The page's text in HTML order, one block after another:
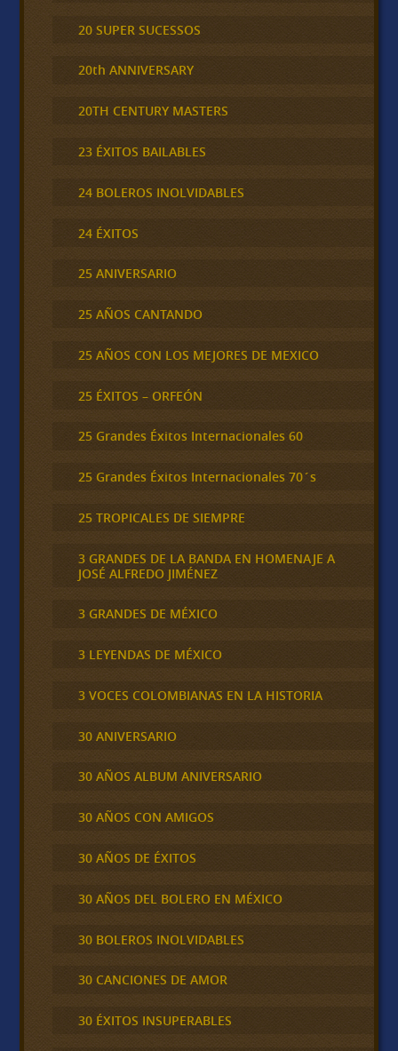
20 SUPER SUCESSOS
20th ANNIVERSARY
20TH CENTURY MASTERS
23 ÉXITOS BAILABLES
24 BOLEROS INOLVIDABLES
24 ÉXITOS
25 ANIVERSARIO
25 AÑOS CANTANDO
25 AÑOS CON LOS MEJORES DE MEXICO
25 ÉXITOS – ORFEÓN
25 Grandes Éxitos Internacionales 60
25 Grandes Éxitos Internacionales 70´s
25 TROPICALES DE SIEMPRE
3 GRANDES DE LA BANDA EN HOMENAJE A
JOSÉ ALFREDO JIMÉNEZ
3 GRANDES DE MÉXICO
3 LEYENDAS DE MÉXICO
3 VOCES COLOMBIANAS EN LA HISTORIA
30 ANIVERSARIO
30 AÑOS ALBUM ANIVERSARIO
30 AÑOS CON AMIGOS
30 AÑOS DE ÉXITOS
30 AÑOS DEL BOLERO EN MÉXICO
30 BOLEROS INOLVIDABLES
30 CANCIONES DE AMOR
30 ÉXITOS INSUPERABLES